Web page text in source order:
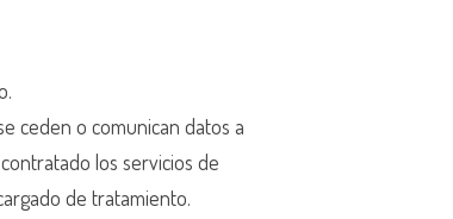
ceden o comunican datos a
los servicios de
de tratamiento.